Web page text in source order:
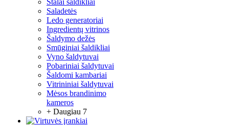
Stalai šaldikliai
Saladetės
Ledo generatoriai
Ingredientų vitrinos
Šaldymo dežės
Smūginiai šaldikliai
Vyno šaldytuvai
Pobariniai šaldytuvai
Šaldomi kambariai
Vitrininiai šaldytuvai
Mėsos brandinimo
kameros
+ Daugiau 7